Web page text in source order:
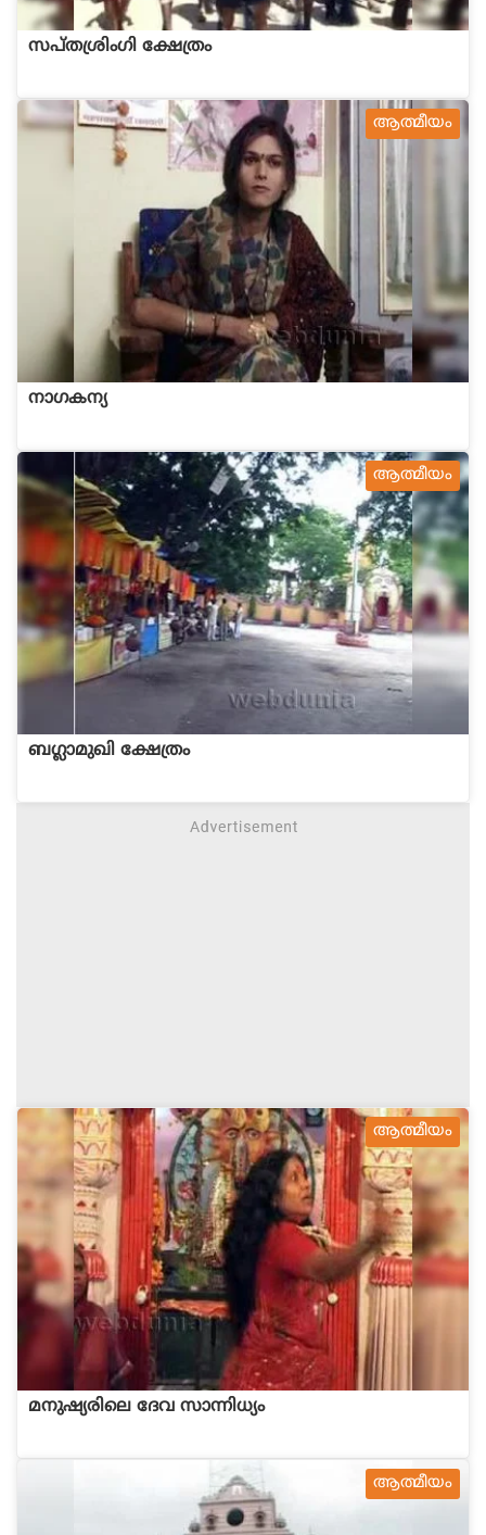
സപ്തശ്രിംഗി ക്ഷേത്രം
ആത്മീയം
നാഗകന്യ
ആത്മീയം
ബഗ്ലാമുഖി ക്ഷേത്രം
ആത്മീയം
മനുഷ്യരിലെ ദേവ സാന്നിധ്യം
ആത്മീയം